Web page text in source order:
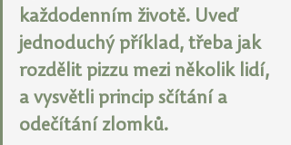
každodenním životě. Uveď
jednoduchý příklad, třeba jak
rozdělit pizzu mezi několik lidí,
a vysvětli princip sčítání a
odečítání zlomků.